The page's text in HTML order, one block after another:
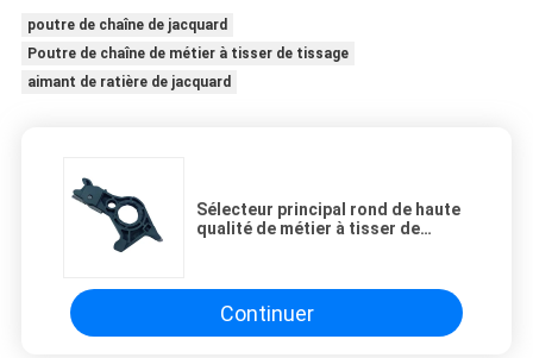
poutre de chaîne de jacquard
Poutre de chaîne de métier à tisser de tissage
aimant de ratière de jacquard
Sélecteur principal rond de haute
qualité de métier à tisser de
Continuer